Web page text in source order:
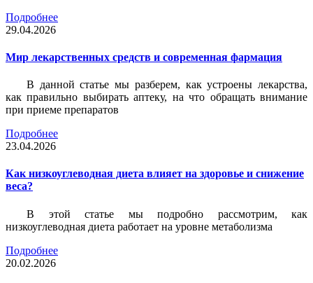
Подробнее
29.04.2026
Мир лекарственных средств и современная фармация
В данной статье мы разберем, как устроены лекарства,
как правильно выбирать аптеку, на что обращать внимание
при приеме препаратов
Подробнее
23.04.2026
Как низкоуглеводная диета влияет на здоровье и снижение
веса?
В этой статье мы подробно рассмотрим, как
низкоуглеводная диета работает на уровне метаболизма
Подробнее
20.02.2026